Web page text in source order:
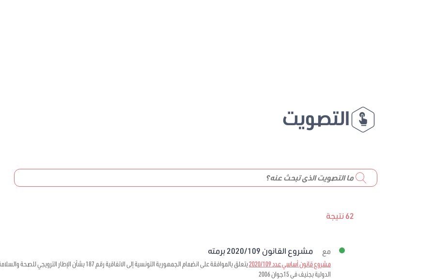
التصويت
62 نتيجة
مع مشروع القانون 2020/109 برمته
مشروع قانون أساسي عدد 2020/109
يتعلق بالموافقة على انضمام الجمهورية التونسية إلى الاتفاقية
الدولية بجنيف في 15جوان 2006